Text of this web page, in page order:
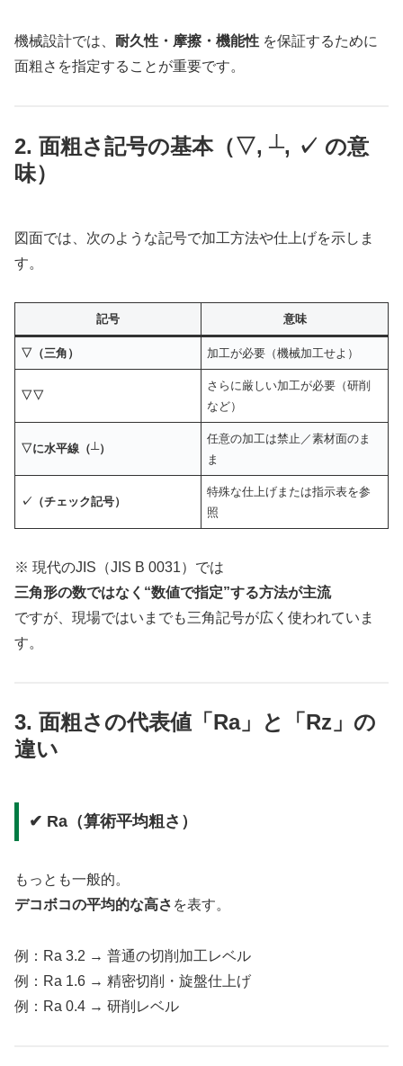
機械設計では、 耐久性・摩擦・機能性 を保証するために
面粗さを指定することが重要です。
2. 面粗さ記号の基本（▽, ┴, ✓ の意
味）
図面では、次のような記号で加工方法や仕上げを示しま
す。
記号 意味
▽（三角） 加工が必要（機械加工せよ）
▽▽
さらに厳しい加工が必要（研削
など）
▽に水平線（┴）
任意の加工は禁止／素材面のま
ま
✓（チェック記号）
特殊な仕上げまたは指示表を参
照
※ 現代のJIS（JIS B 0031）では
三角形の数ではなく“数値で指定”する方法が主流
ですが、現場ではいまでも三角記号が広く使われていま
す。
3. 面粗さの代表値「Ra」と「Rz」の
違い
✔ Ra（算術平均粗さ）
もっとも一般的。
デコボコの平均的な高さ を表す。
例：Ra 3.2 → 普通の切削加工レベル
例：Ra 1.6 → 精密切削・旋盤仕上げ
例：Ra 0.4 → 研削レベル